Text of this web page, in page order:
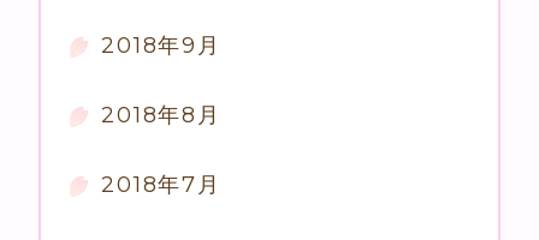
2018年9月
2018年8月
2018年7月